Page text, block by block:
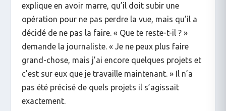
explique en avoir marre, qu’il doit subir une
opération pour ne pas perdre la vue, mais qu’il a
décidé de ne pas la faire. « Que te reste-t-il ? »
demande la journaliste. « Je ne peux plus faire
grand-chose, mais j’ai encore quelques projets et
c’est sur eux que je travaille maintenant. » Il n’a
pas été précisé de quels projets il s’agissait
exactement.